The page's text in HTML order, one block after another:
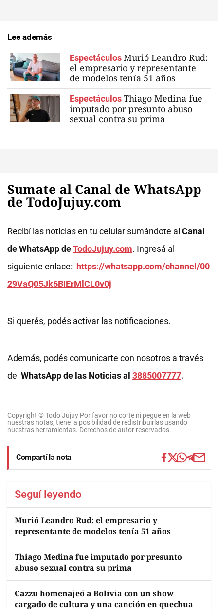
Lee además
EspectáculosMurió Leandro Rud:
el empresario y representante
de modelos tenía 51 años
EspectáculosThiago Medina fue
imputado por presunto abuso
sexual contra su prima
Sumate al Canal de WhatsApp
de TodoJujuy.com
Recibí las noticias en tu celular sumándote al Canal
de WhatsApp deTodoJujuy.com. Ingresá al
siguiente enlace: https://whatsapp.com/channel/00
29VaQ05Jk6BIErMlCL0v0j
Si querés, podés activar las notificaciones.
Además, podés comunicarte con nosotros a través
del WhatsApp de las Noticias al 3885007777.
Copyright © Todo Jujuy Por favor no corte ni pegue en la web
nuestras notas, tiene la posibilidad de redistribuirlas usando
nuestras herramientas. Derechos de autor reservados.
Compartí la nota
Seguí leyendo
Murió Leandro Rud: el empresario y
representante de modelos tenía 51 años
Thiago Medina fue imputado por presunto
abuso sexual contra su prima
Cazzu homenajeó a Bolivia con un show
cargado de cultura y una canción en quechua